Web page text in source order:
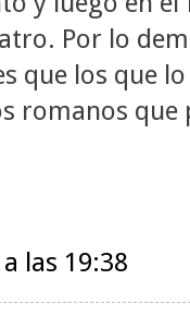
Por lo
que los que
romanos
las 19:38